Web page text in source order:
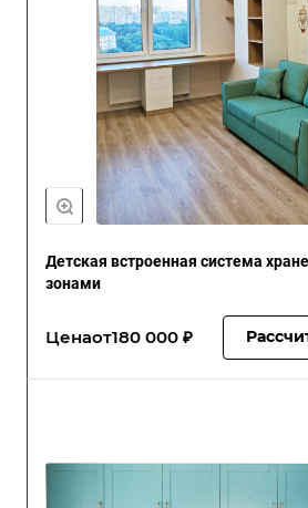
Детская встроенная система
зонами
Ценаот180 000 ₽